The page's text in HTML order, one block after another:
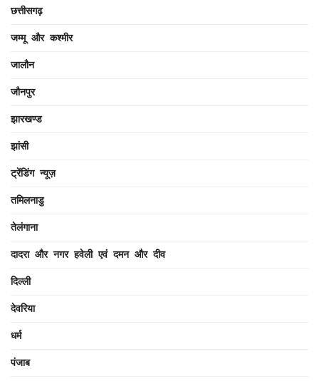
छत्तीसगढ़
जम्मू और कश्मीर
जालौन
जौनपुर
झारखण्ड
झांसी
ट्रेंडिंग न्यूज़
तमिलनाडु
तेलंगाना
दादरा और नगर हवेली एवं दमन और दीव
दिल्ली
देवरिया
धर्म
पंजाब